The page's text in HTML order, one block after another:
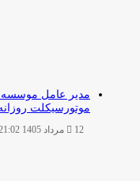
مدیر عامل موسسه
موتورسیکلت
12 مرداد 1405 21:02